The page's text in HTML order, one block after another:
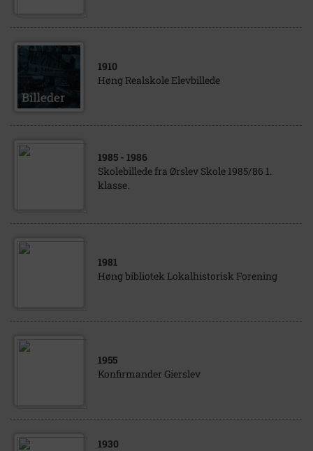
1910
Høng Realskole Elevbillede
1985 - 1986
Skolebillede fra Ørslev Skole 1985/86 1.
klasse.
1981
Høng bibliotek Lokalhistorisk Forening
1955
Konfirmander Gierslev
1930